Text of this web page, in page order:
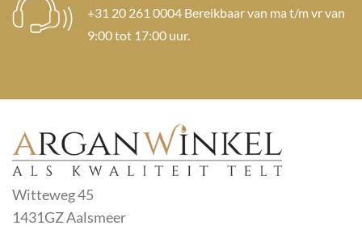
+31 20 261 0004 Bereikbaar van ma t/m vr van
9:00 tot 17:00 uur.
Witteweg 45
1431GZ Aalsmeer